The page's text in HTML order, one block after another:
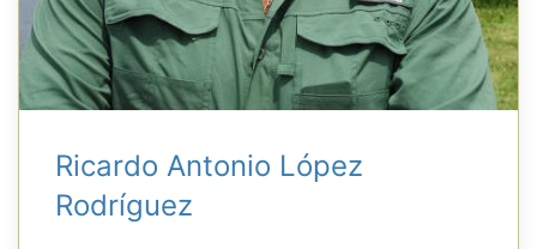
Ricardo Antonio López
Rodríguez